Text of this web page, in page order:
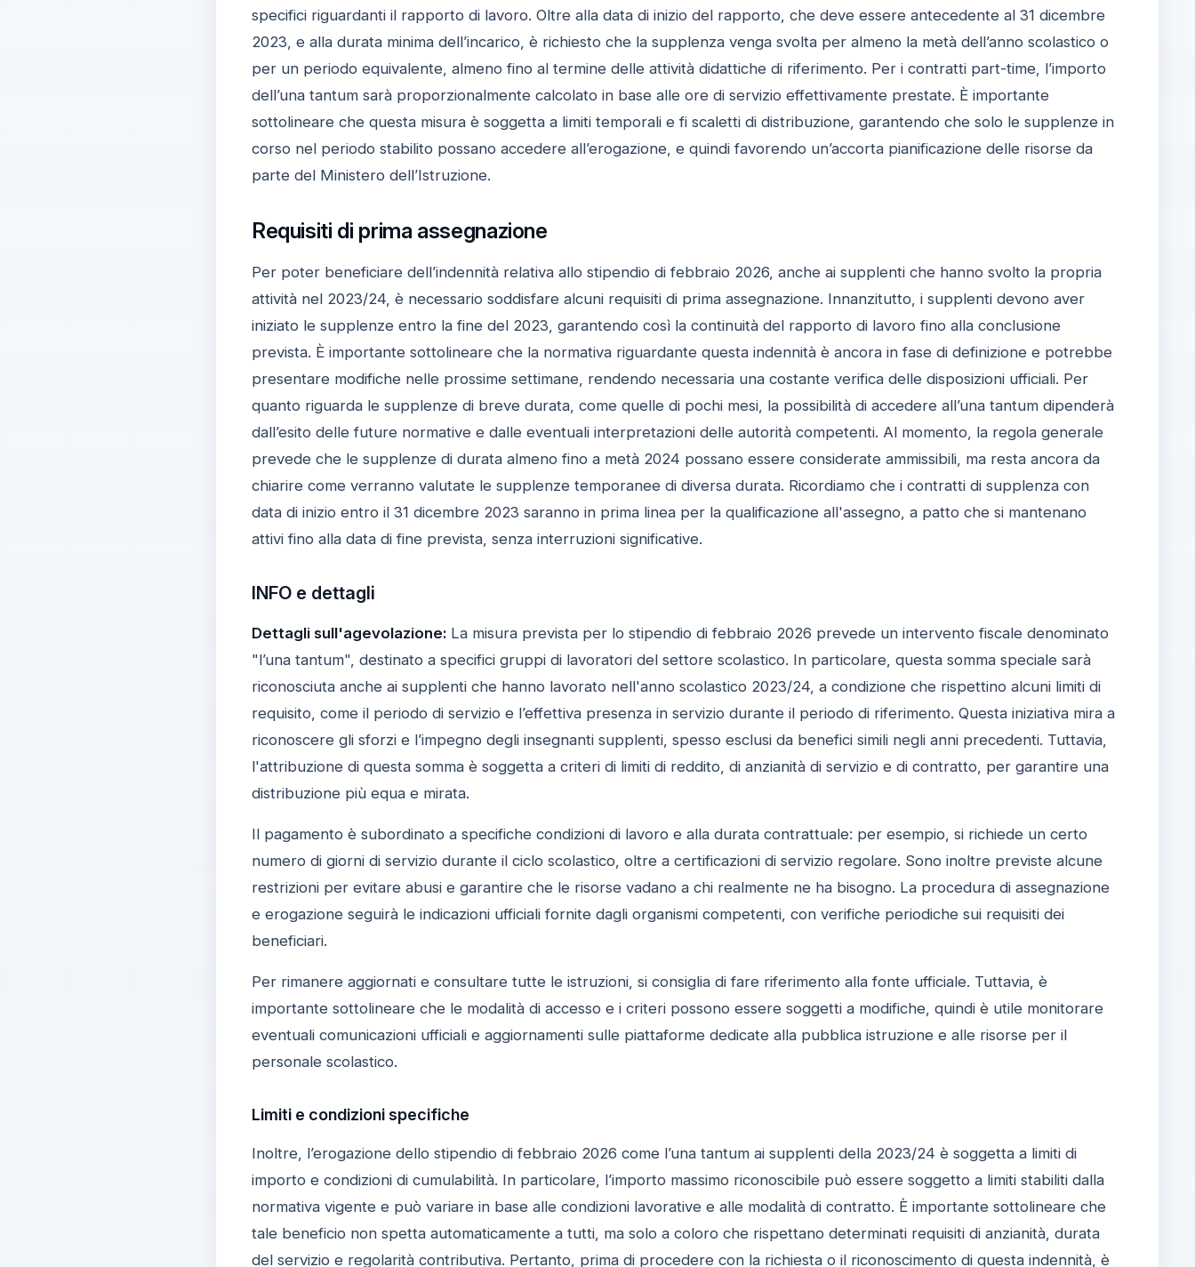
specifici riguardanti il rapporto di lavoro. Oltre alla data di inizio del rapporto, che deve essere antecedente al 31 dicembre
2023, e alla durata minima dell’incarico, è richiesto che la supplenza venga svolta per almeno la metà dell’anno scolastico o
per un periodo equivalente, almeno fino al termine delle attività didattiche di riferimento. Per i contratti part-time, l’importo
dell’una tantum sarà proporzionalmente calcolato in base alle ore di servizio effettivamente prestate. È importante
sottolineare che questa misura è soggetta a limiti temporali e fi scaletti di distribuzione, garantendo che solo le supplenze in
corso nel periodo stabilito possano accedere all’erogazione, e quindi favorendo un’accorta pianificazione delle risorse da
parte del Ministero dell’Istruzione.
Requisiti di prima assegnazione
Per poter beneficiare dell’indennità relativa allo stipendio di febbraio 2026, anche ai supplenti che hanno svolto la propria
attività nel 2023/24, è necessario soddisfare alcuni requisiti di prima assegnazione. Innanzitutto, i supplenti devono aver
iniziato le supplenze entro la fine del 2023, garantendo così la continuità del rapporto di lavoro fino alla conclusione
prevista. È importante sottolineare che la normativa riguardante questa indennità è ancora in fase di definizione e potrebbe
presentare modifiche nelle prossime settimane, rendendo necessaria una costante verifica delle disposizioni ufficiali. Per
quanto riguarda le supplenze di breve durata, come quelle di pochi mesi, la possibilità di accedere all’una tantum dipenderà
dall’esito delle future normative e dalle eventuali interpretazioni delle autorità competenti. Al momento, la regola generale
prevede che le supplenze di durata almeno fino a metà 2024 possano essere considerate ammissibili, ma resta ancora da
chiarire come verranno valutate le supplenze temporanee di diversa durata. Ricordiamo che i contratti di supplenza con
data di inizio entro il 31 dicembre 2023 saranno in prima linea per la qualificazione all'assegno, a patto che si mantenano
attivi fino alla data di fine prevista, senza interruzioni significative.
INFO e dettagli
Dettagli sull'agevolazione:La misura prevista per lo stipendio di febbraio 2026 prevede un intervento fiscale denominato
"l’una tantum", destinato a specifici gruppi di lavoratori del settore scolastico. In particolare, questa somma speciale sarà
riconosciuta anche ai supplenti che hanno lavorato nell'anno scolastico 2023/24, a condizione che rispettino alcuni limiti di
requisito, come il periodo di servizio e l’effettiva presenza in servizio durante il periodo di riferimento. Questa iniziativa mira a
riconoscere gli sforzi e l’impegno degli insegnanti supplenti, spesso esclusi da benefici simili negli anni precedenti. Tuttavia,
l'attribuzione di questa somma è soggetta a criteri di limiti di reddito, di anzianità di servizio e di contratto, per garantire una
distribuzione più equa e mirata.
Il pagamento è subordinato a specifiche condizioni di lavoro e alla durata contrattuale: per esempio, si richiede un certo
numero di giorni di servizio durante il ciclo scolastico, oltre a certificazioni di servizio regolare. Sono inoltre previste alcune
restrizioni per evitare abusi e garantire che le risorse vadano a chi realmente ne ha bisogno. La procedura di assegnazione
e erogazione seguirà le indicazioni ufficiali fornite dagli organismi competenti, con verifiche periodiche sui requisiti dei
beneficiari.
Per rimanere aggiornati e consultare tutte le istruzioni, si consiglia di fare riferimento alla fonte ufficiale. Tuttavia, è
importante sottolineare che le modalità di accesso e i criteri possono essere soggetti a modifiche, quindi è utile monitorare
eventuali comunicazioni ufficiali e aggiornamenti sulle piattaforme dedicate alla pubblica istruzione e alle risorse per il
personale scolastico.
Limiti e condizioni specifiche
Inoltre, l’erogazione dello stipendio di febbraio 2026 come l’una tantum ai supplenti della 2023/24 è soggetta a limiti di
importo e condizioni di cumulabilità. In particolare, l’importo massimo riconoscibile può essere soggetto a limiti stabiliti dalla
normativa vigente e può variare in base alle condizioni lavorative e alle modalità di contratto. È importante sottolineare che
tale beneficio non spetta automaticamente a tutti, ma solo a coloro che rispettano determinati requisiti di anzianità, durata
del servizio e regolarità contributiva. Pertanto, prima di procedere con la richiesta o il riconoscimento di questa indennità, è